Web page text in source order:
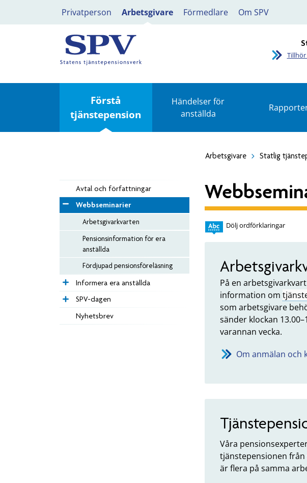
Privatperson Arbetsgivare Förmedlare Om SPV
Förstå
tjänstepension
Händelser för
anställda
Arbetsgivare Statlig
Avtal och författningar
Webbseminarier
Arbetsgivarkvarten
Pensionsinformation för era
anställda
Fördjupad pensionsföreläsning
Informera era anställda
SPV-dagen
Nyhetsbrev
Dölj ordförklaringar
På en
information om
som arbetsgivare
sänder klockan
varannan vecka.
Om anmälan och
Våra
tjänstepensionen
är flera på samma